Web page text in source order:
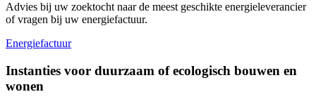
Advies bij uw zoektocht naar de meest geschikte energieleverancier
of vragen bij uw energiefactuur.
Energiefactuur
Instanties voor duurzaam of ecologisch bouwen en
wonen